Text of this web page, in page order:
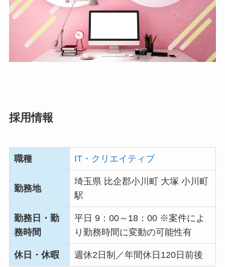
採用情報
職種 IT・クリエイティブ
勤務地
埼玉県 比企郡小川町 大塚 小川町
駅
勤務日・勤
務時間
平日 9：00～18：00 ※案件によ
り勤務時間に変動の可能性有
休日・休暇 週休2日制／年間休日120日前後